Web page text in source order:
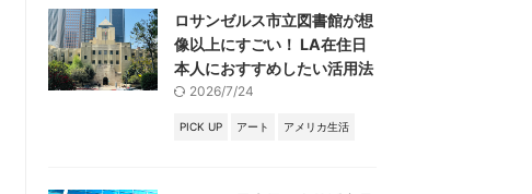
ロサンゼルス市立図書館が想
像以上にすごい！ LA在住日
本人におすすめしたい活用法
2026/7/24
PICK UP アート アメリカ生活